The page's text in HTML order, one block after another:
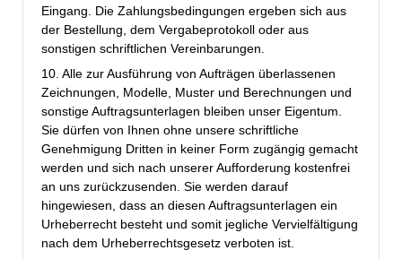
Eingang. Die Zahlungsbedingungen ergeben sich aus
der Bestellung, dem Vergabeprotokoll oder aus
sonstigen schriftlichen Vereinbarungen.
10. Alle zur Ausführung von Aufträgen überlassenen
Zeichnungen, Modelle, Muster und Berechnungen und
sonstige Auftragsunterlagen bleiben unser Eigentum.
Sie dürfen von Ihnen ohne unsere schriftliche
Genehmigung Dritten in keiner Form zugängig gemacht
werden und sich nach unserer Aufforderung kostenfrei
an uns zurückzusenden. Sie werden darauf
hingewiesen, dass an diesen Auftragsunterlagen ein
Urheberrecht besteht und somit jegliche Vervielfältigung
nach dem Urheberrechtsgesetz verboten ist.